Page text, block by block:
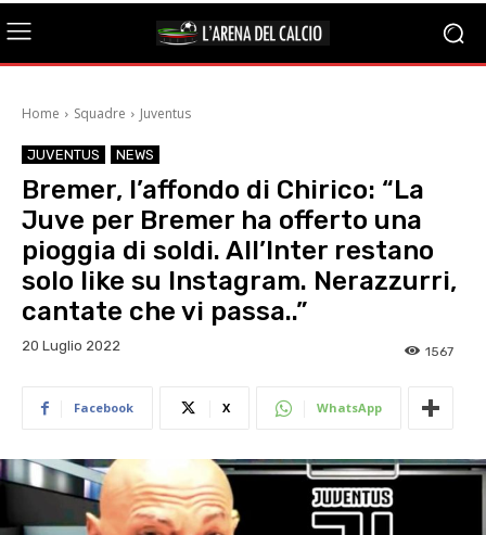
Home Squadre Juventus
JUVENTUS NEWS
Bremer, l’affondo di Chirico: “La
Juve per Bremer ha offerto una
pioggia di soldi. All’Inter restano
solo like su Instagram. Nerazzurri,
cantate che vi passa..”
20 Luglio 2022 1567
Facebook X WhatsApp